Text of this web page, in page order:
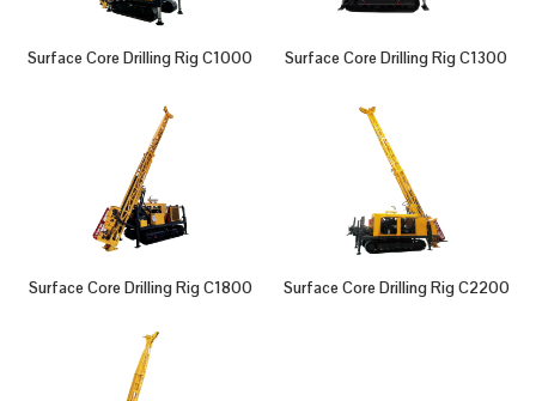
Surface Core Drilling Rig C1000 Surface Core Drilling Rig C1300
Surface Core Drilling Rig C1800 Surface Core Drilling Rig C2200